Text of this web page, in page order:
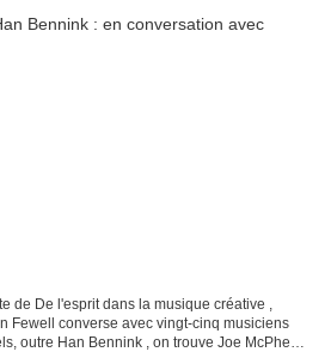
de De l'esprit dans la musique créative ,
Fewell converse avec vingt-cinq musiciens
outre Han Bennink , on trouve Joe McPhee ,